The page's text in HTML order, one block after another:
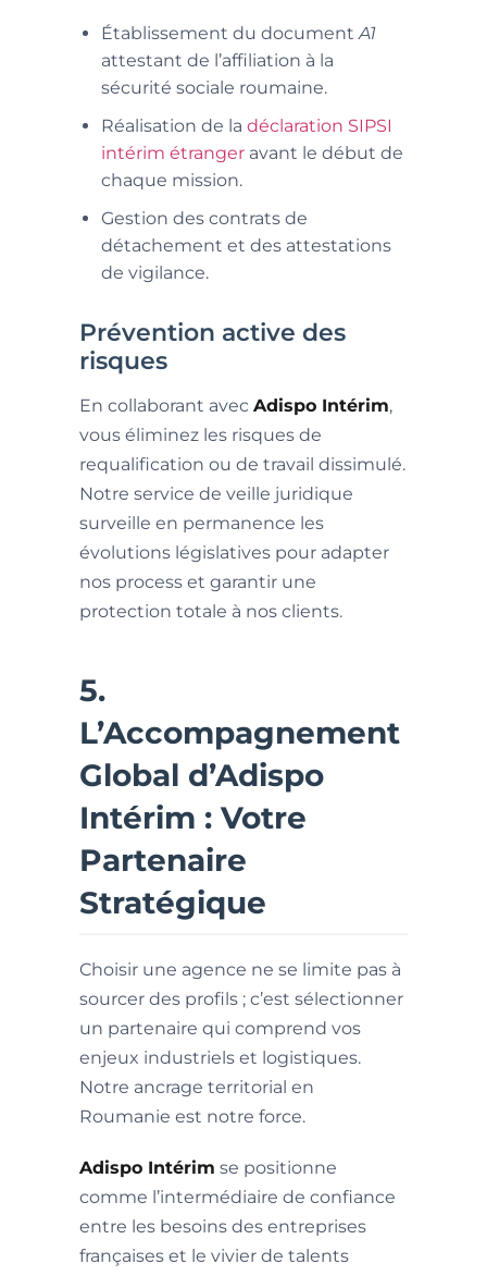
Établissement du document A1
attestant de l’affiliation à la
sécurité sociale roumaine.
Réalisation de la déclaration SIPSI
intérim étranger avant le début de
chaque mission.
Gestion des contrats de
détachement et des attestations
de vigilance.
Prévention active des
risques
En collaborant avec Adispo Intérim,
vous éliminez les risques de
requalification ou de travail dissimulé.
Notre service de veille juridique
surveille en permanence les
évolutions législatives pour adapter
nos process et garantir une
protection totale à nos clients.
5.
L’Accompagnement
Global d’Adispo
Intérim : Votre
Partenaire
Stratégique
Choisir une agence ne se limite pas à
sourcer des profils ; c’est sélectionner
un partenaire qui comprend vos
enjeux industriels et logistiques.
Notre ancrage territorial en
Roumanie est notre force.
Adispo Intérim se positionne
comme l’intermédiaire de confiance
entre les besoins des entreprises
françaises et le vivier de talents